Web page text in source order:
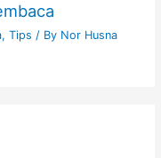
, Tips / By Nor Husna